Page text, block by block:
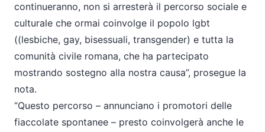
continueranno, non si arresterà il percorso sociale e
culturale che ormai coinvolge il popolo lgbt
((lesbiche, gay, bisessuali, transgender) e tutta la
comunità civile romana, che ha partecipato
mostrando sostegno alla nostra causa’’, prosegue la
nota.
“Questo percorso – annunciano i promotori delle
fiaccolate spontanee – presto coinvolgerà anche le